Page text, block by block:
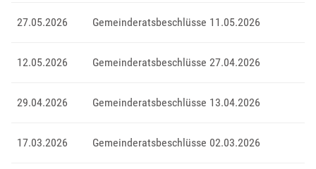
27.05.2026 Gemeinderatsbeschlüsse 11.05.2026
12.05.2026 Gemeinderatsbeschlüsse 27.04.2026
29.04.2026 Gemeinderatsbeschlüsse 13.04.2026
17.03.2026 Gemeinderatsbeschlüsse 02.03.2026